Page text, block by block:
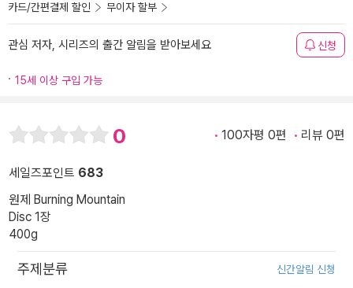
카드/간편결제 할인 무이자 할부
관심 저자, 시리즈의 출간 알림을 받아보세요 신청
15세 이상 구입 가능
0 100자평 0편 리뷰 0편
세일즈포인트 683
원제 Burning Mountain
Disc 1장
400g
주제분류 신간알림 신청